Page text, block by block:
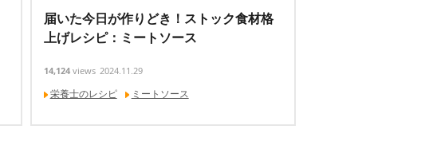
届いた今日が作りどき！ストック食材格
上げレシピ：ミートソース
14,124views 2024.11.29
栄養士のレシピ ミートソース